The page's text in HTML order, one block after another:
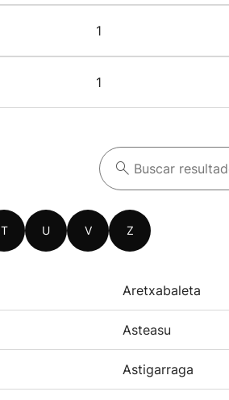
1
1
T U V Z
Aretxabaleta
Asteasu
Astigarraga